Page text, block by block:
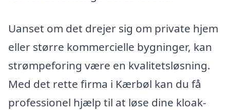
Uanset om det drejer sig om private hjem
eller større kommercielle bygninger, kan
strømpeforing være en kvalitetsløsning.
Med det rette firma i Kærbøl kan du få
professionel hjælp til at løse dine kloak-